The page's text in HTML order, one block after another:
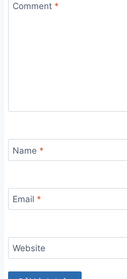
Comment *
Name *
Email *
Website